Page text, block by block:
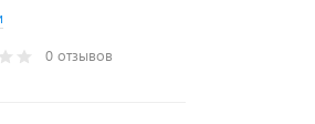
0 отзывов